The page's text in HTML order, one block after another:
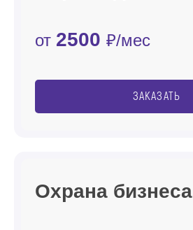
от 2500 ₽/мес
ЗАКАЗАТЬ
Охрана бизнеса